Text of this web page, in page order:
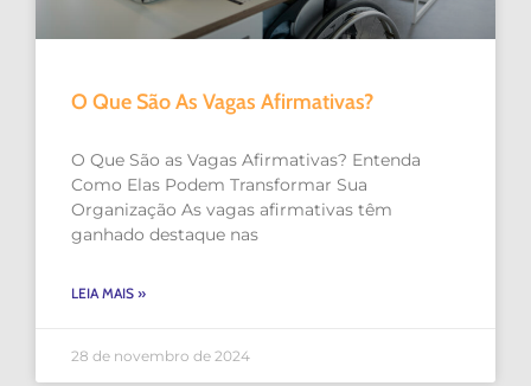
O Que São As Vagas Afirmativas?
O Que São as Vagas Afirmativas? Entenda
Como Elas Podem Transformar Sua
Organização As vagas afirmativas têm
ganhado destaque nas
LEIA MAIS »
28 de novembro de 2024